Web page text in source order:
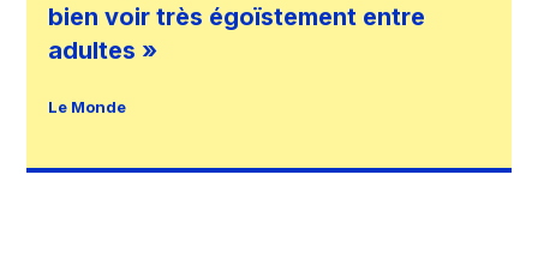
bien voir très égoïstement entre
adultes »
Le Monde